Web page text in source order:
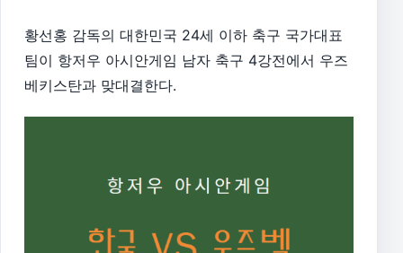
황선홍 감독의 대한민국 24세 이하 축구 국가대표
팀이 항저우 아시안게임 남자 축구 4강전에서 우즈
베키스탄과 맞대결한다.